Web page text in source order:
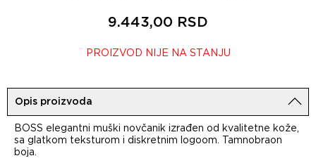
9.443,00 RSD
PROIZVOD NIJE NA STANJU
Opis proizvoda
BOSS elegantni muški novčanik izrađen od kvalitetne kože,
sa glatkom teksturom i diskretnim logoom. Tamnobraon
boja.